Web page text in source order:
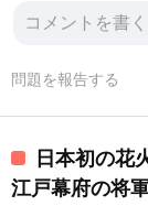
問題を報告する
日本初の花
江戸幕府の将